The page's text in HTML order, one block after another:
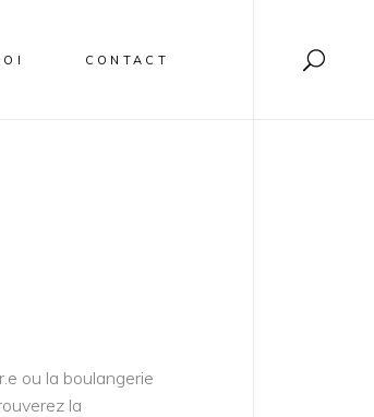
CONTACT
ou la boulangerie
la